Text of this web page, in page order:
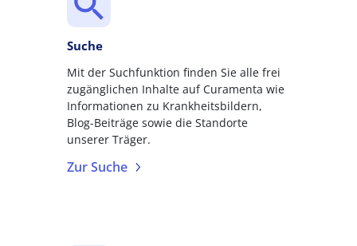
Suche
Mit der Suchfunktion finden Sie alle frei
zugänglichen Inhalte auf Curamenta wie
Informationen zu Krankheitsbildern,
Blog-Beiträge sowie die Standorte
unserer Träger.
Zur Suche